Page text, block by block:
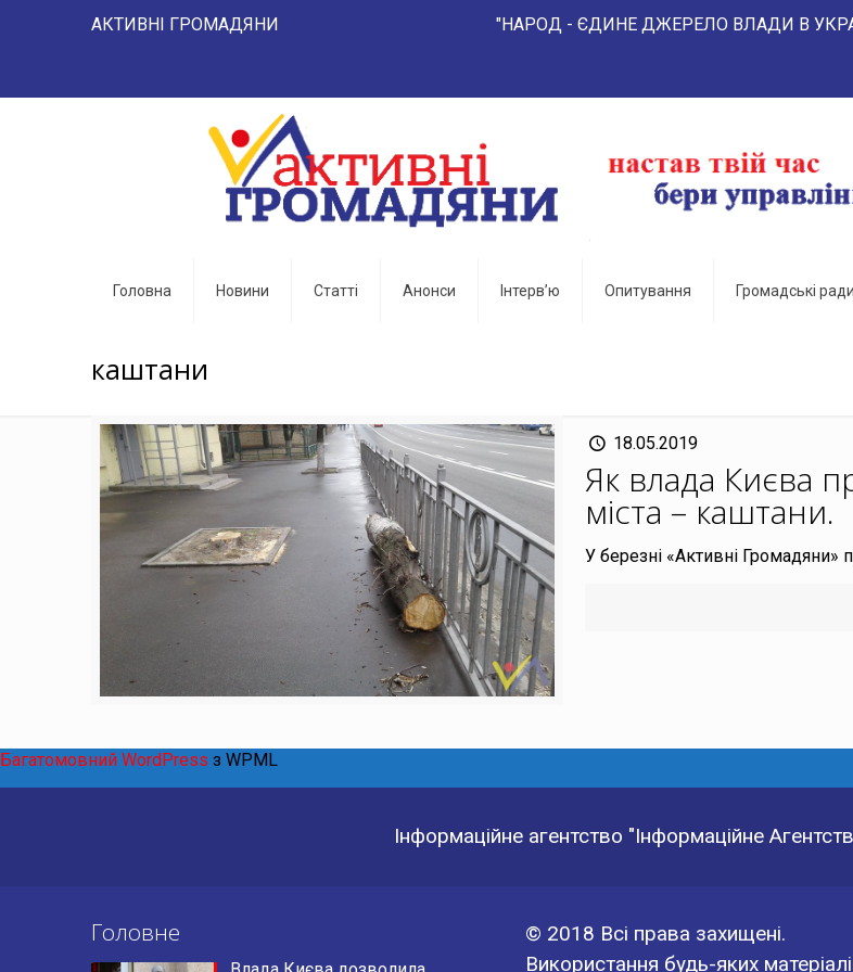
АКТИВНІ ГРОМАДЯНИ "НАРОД - ЄДИНЕ ДЖЕРЕЛО ВЛАДИ В
Головна Новини Статті Анонси Інтерв’ю Опитування Громадські ради
каштани
18.05.2019
Як влада Києва
міста – каштани.
У березні «Активні Громадяни»
Інформаційне агентство "Інформаційне
Головне
© 2018 Всі права захищені.
Використання будь-яких
Багатомовний WordPress з WPML